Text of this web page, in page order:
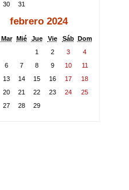
30 31
febrero 2024
Mar Mié Jue Vie Sáb Dom
1
2 3
4
6 7 8 9 10
11
13 14 15 16 17
18
20 21 22 23 24
25
27 28 29